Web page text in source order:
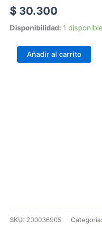
$ 30.300
Disponibilidad: 1
Añadir al carrito
SKU: 200036905 Categoría: